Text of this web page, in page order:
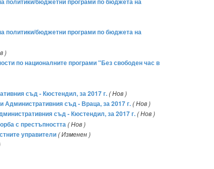
политики/бюджетни програми по бюджета на
)
по националните програми "Без свободен час в
съд - Кюстендил, за 2017 г.( Нов )
съд - Враца, за 2017 г.( Нов )
съд - Кюстендил, за 2017 г.( Нов )
с престъпността( Нов )
управители( Изменен )